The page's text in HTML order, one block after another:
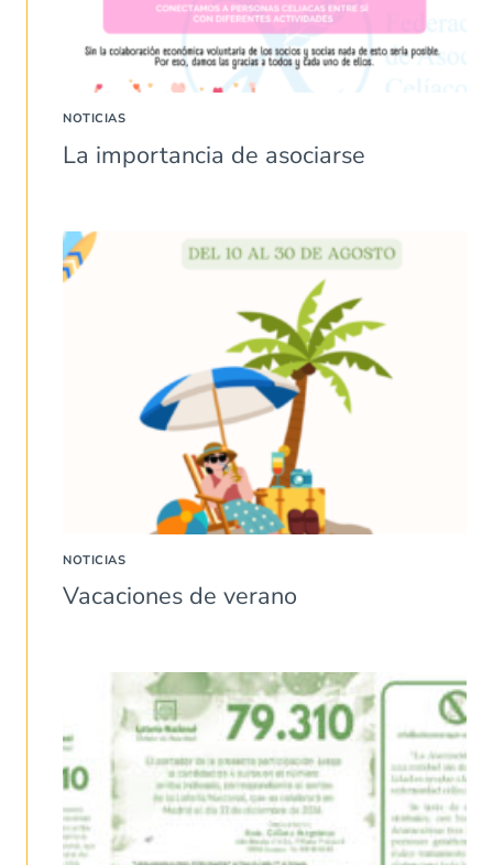
NOTICIAS
La importancia de asociarse
NOTICIAS
Vacaciones de verano